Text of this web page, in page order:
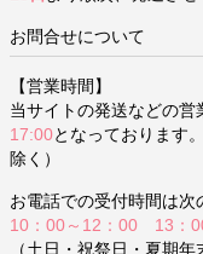
お問合せについて
【営業時間】
当サイトの発送などの営
17:00となっております
除く）
お電話での受付時間は次
10：00～12：00 13：
（土日・祝祭日・夏期年